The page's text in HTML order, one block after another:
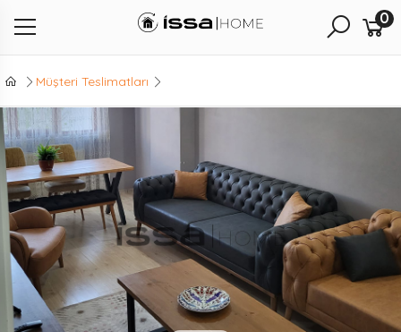
0
Müşteri Teslimatları